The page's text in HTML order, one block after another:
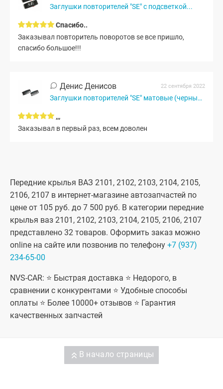
Заглушки повторителей "SE" с подсветкой...
Спасибо..
Заказывал повторитель поворотов se все пришло,
спасибо большое!!!
Денис Денисов 22 сентября 2022
Заглушки повторителей "SE" матовые (черный мат)
,,,
Заказывал в первый раз, всем доволен
Передние крылья ВАЗ 2101, 2102, 2103, 2104, 2105,
2106, 2107 в интернет-магазине автозапчастей по
цене от 105 руб. до 7 500 руб. В категории передние
крылья ваз 2101, 2102, 2103, 2104, 2105, 2106, 2107
представлено 32 товаров. Оформить заказ можно
online на сайте или позвонив по телефону +7 (937)
234-65-00
NVS-CAR: ⭐ Быстрая доставка ⭐ Недорого, в
сравнении с конкурентами ⭐ Удобные способы
оплаты ⭐ Более 10000+ отзывов ⭐ Гарантия
качественных запчастей
В начало страницы